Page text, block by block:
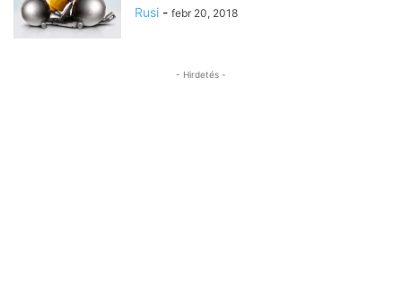
Rusi - febr 20, 2018
- Hirdetés -